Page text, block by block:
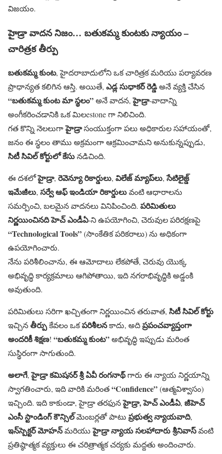
విజయం.
హైడ్రా వాదన నిజం… బతుకమ్మ కుంటకు న్యాయం –
చారిత్రక తీర్పు
బతుకమ్మ కుంట, హైదరాబాదులోని ఒక చారిత్రక మరియు పర్యావరణ
ప్రాధాన్యత కలిగిన ఆస్తి. అయితే, ఎడ్ల సుధాకర్ రెడ్డిఅనే వ్యక్తి చేసిన
“బతుకమ్మ కుంట మా స్థలం”అనే వాదన,హైడ్రా-వాదాన్ని
అంగీకరించడానికి ఒక మిలestone గా నిలిచింది.
గత కొన్ని నెలలుగాహైడ్రాసంయుక్తంగా పలు అధికారుల సహాయంతో,
జనం ఈ స్థలం తాము అక్రమంగా ఆక్రమించామని అనుకున్నప్పుడు,
సిటీ సివిల్ కోర్టులో కేసునడిచింది.
ఈ దశలోహైడ్రా, రెవెన్యూ రికార్డులు, విలేజ్ మ్యాప్‌లు,సేటిలైజ్డ్
ఇమేజీలు, సర్వే ఆఫ్ ఇండియా రికార్డులువంటి ఆధారాలను
సమర్పించి, బలమైన వాదనలు వినిపించింది. పరిమితులు
నిర్ణయించినదిహెచ్ ఎండీఏ-ని ఉపయోగించి, చెరువుల పరిరక్షణపై
“Technological Tools”(సాంకేతిక పరికరాలు) ను అధికంగా
ఉపయోగించారు.
నేను పరిశీలించాను, ఈ ఆమోదాలు లేకపోతే, చెరువు యొక్క
అభివృద్ధి కార్యక్రమాలు ఆగిపోతాయి, ఇది నగరాభివృద్ధికి అడ్డంకి
అవుతుంది.
పరిమితులు సరిగా ఖచ్చితంగా నిర్ణయించిన తరువాత, సిటీ సివిల్ కోర్టు
ఇచ్చినతీర్పుకేవలం ఒకపరిశీలనకాదు, అదిప్రపంచవ్యాప్తంగా
అందరికీ శిక్షణ! “బతుకమ్మ కుంట”అభివృద్ధి ఇప్పుడు మరింత
సుస్థిరంగా సాగుతుంది.
అలాగే,హైడ్రా క‌మిష‌న‌ర్ శ్రీ ఏవీ రంగనాథ్గారు ఈ న్యాయ నిర్ణయాన్ని
స్వాగతించారు, ఇది వారికి మరింత“Confidence”(ఆత్మవిశ్వాసం)
ఇచ్చింది. ఇది కాకుండా, హైడ్రా తరఫునహైడ్రా, హెచ్ ఎండీఏ, జీహెచ్
ఎంసీస్టాండింగ్ కౌన్సిల్మెంబర్లతో పాటు ప్రభుత్వ న్యాయవాది,
ఇన్‌స్పెక్ట‌ర్ మోహ‌న్మరియుహైడ్రా న్యాయ స‌ల‌హాదారు శ్రీ‌నివాస్వంటి
ప్రతిష్ఠాత్మక వ్యక్తులు ఈ చరిత్రాత్మక చర్యకు మద్దతు అందించారు.